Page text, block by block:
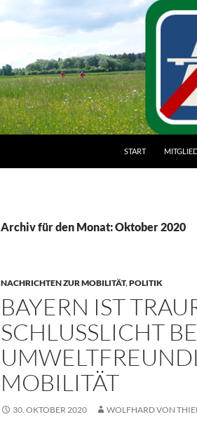
START
Archiv für den Monat: Oktober 2020
NACHRICHTEN ZUR MOBILITÄT,POLITIK
BAYERN IST
SCHLUSSLICHT
MOBILITÄT
30. OKTOBER 2020 WOLFHARD VON